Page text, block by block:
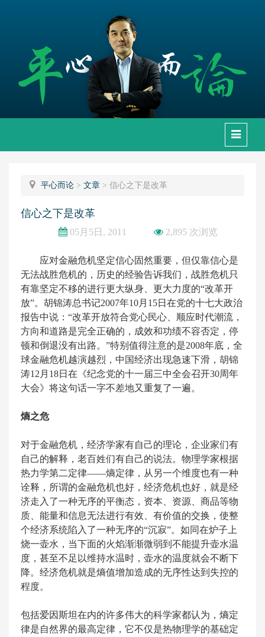
下
拉
平心而论 >文章 >信心之下是改革
信心之下是改革
05月5日, 2011 2,895 次浏览
应对金融危机坚定信心固然重要，但仅靠信心是
无法战胜危机的，历史的经验告诉我们，战胜危机只
有靠坚定不移的进行更大纵身、更大力度的“改革开
放”。胡锦涛总书记2007年10月15日在党的十七大政治
报告中说：“改革开放符合党心民心、顺应时代潮流，
方向和道路是完全正确的，成效和功绩不容否定，停
顿和倒退没有出路。”特别值得注意的是2008年底，全
球金融危机越演越烈，中国经济出现急速下滑，胡锦
涛12月18日在《纪念党的十一届三中全会召开30周年
大会》将这句话一字不差地又重复了一遍。
熵之危
对于金融危机，经济学家有自己的理论，企业家们有
自己的解释，老百姓们有自己的说法。物理学家根据
热力学第二定律——熵定律，从另一个维度也有一种
诠释，所谓的金融危机也好，经济危机也好，就是经
济走入了一种无序的平衡态，资本、资源、商品等物
质、能量和信息无法进行有效、有价值的交换，使整
个经济系统陷入了一种无序的“沉寂”。如同在炉子上
烧一壶水，当下面的火焰渐渐微弱到不能提升壶水温
度，甚至不足以维持水温时，壶水的温度就会不断下
降。经济危机就是熵值增加造成的无序性达到失控的
程度。
包括爱因斯坦在内的许多伟大的科学家都认为，熵定
律是自然界的最高定律，它不仅是热物理学的基础定